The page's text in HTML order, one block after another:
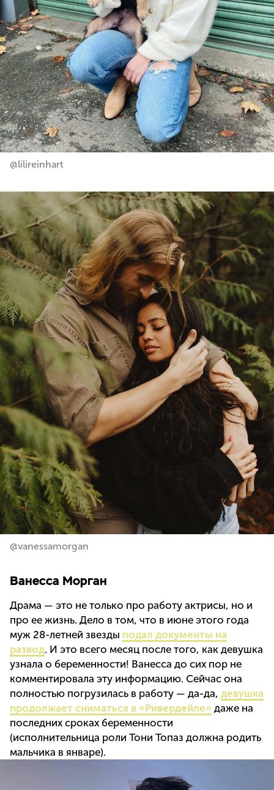
@lilireinhart
@vanessamorgan
Ванесса Морган
Драма — это не только про работу актрисы, но и
про ее жизнь. Дело в том, что в июне этого года
муж 28-летней звезды подал документы на
развод. И это всего месяц после того, как девушка
узнала о беременности! Ванесса до сих пор не
комментировала эту информацию. Сейчас она
полностью погрузилась в работу — да-да, девушка
продолжает сниматься в «Ривердейле» даже на
последних сроках беременности
(исполнительница роли Тони Топаз должна родить
мальчика в январе).